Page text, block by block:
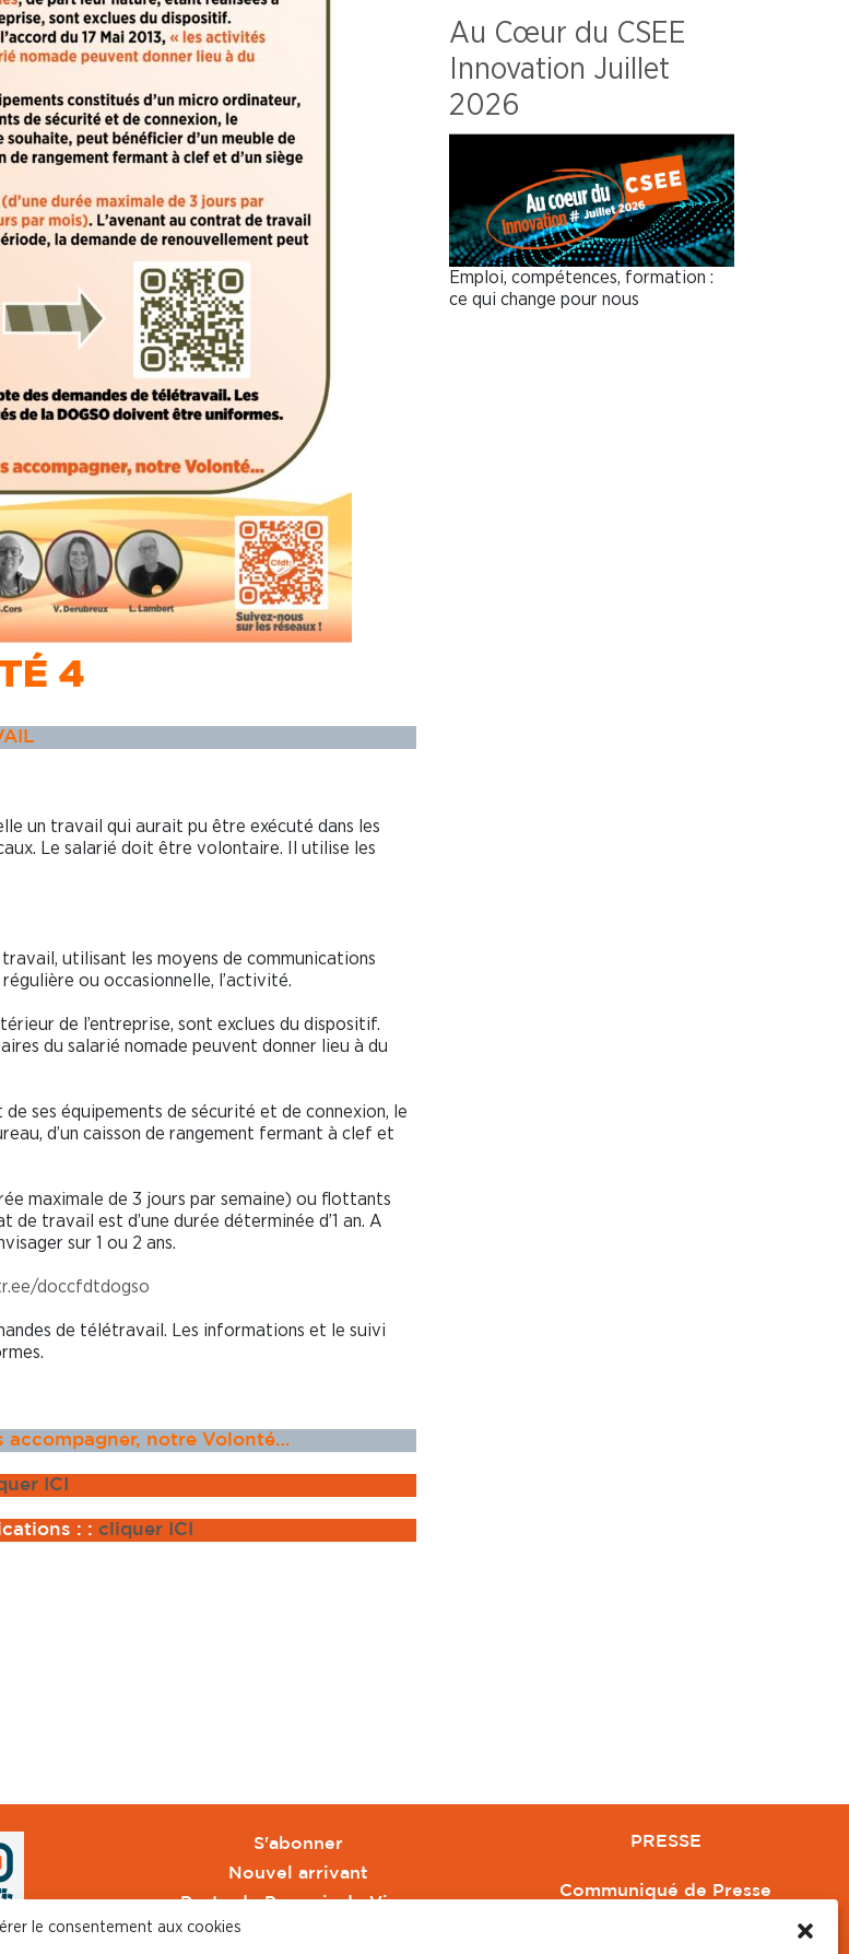
le consentement aux cookies
4
un travail qui aurait pu être exécuté dans les
Le salarié doit être volontaire. Il utilise les
utilisant les moyens de communications
ou occasionnelle, l’activité.
de l’entreprise, sont exclues du dispositif.
du salarié nomade peuvent donner lieu à du
ses équipements de sécurité et de connexion, le
d’un caisson de rangement fermant à clef et
maximale de 3 jours par semaine) ou flottants
de travail est d’une durée déterminée d’1 an. A
sur 1 ou 2 ans.
doccfdtdogso
de télétravail. Les informations et le suivi
accompagner, notre Volonté…
ICI
: : cliquer ICI
Au Cœur du CSEE
Innovation Juillet
2026
Emploi, compétences, formation :
ce qui change pour nous
S'abonner
Nouvel arrivant
Pacte de Pouvoir de Vivre
Toute l'actu CFDT Orange
PRESSE
Communiqué de Presse